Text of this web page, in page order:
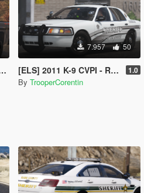
7.957 50
[ELS] 2011 K-9 CVPI - Red & Blue - Blue & Blue 1.0
By TrooperCorentin